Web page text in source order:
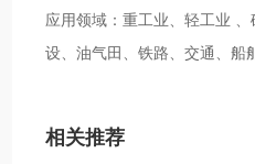
应用领域：重工业、轻工业
设、油气田、铁路、交通、船
相关推荐